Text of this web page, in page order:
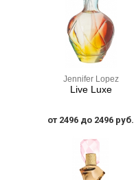
Jennifer Lopez
Live Luxe
от 2496 до 2496 руб.